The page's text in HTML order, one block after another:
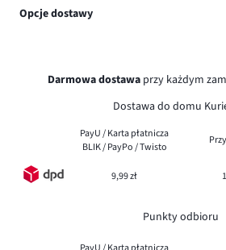
Opcje dostawy
Darmowa dostawa przy każdym
Dostawa do domu
PayU / Karta płatnicza
BLIK / PayPo / Twisto
9,99 zł
Punkty odbioru